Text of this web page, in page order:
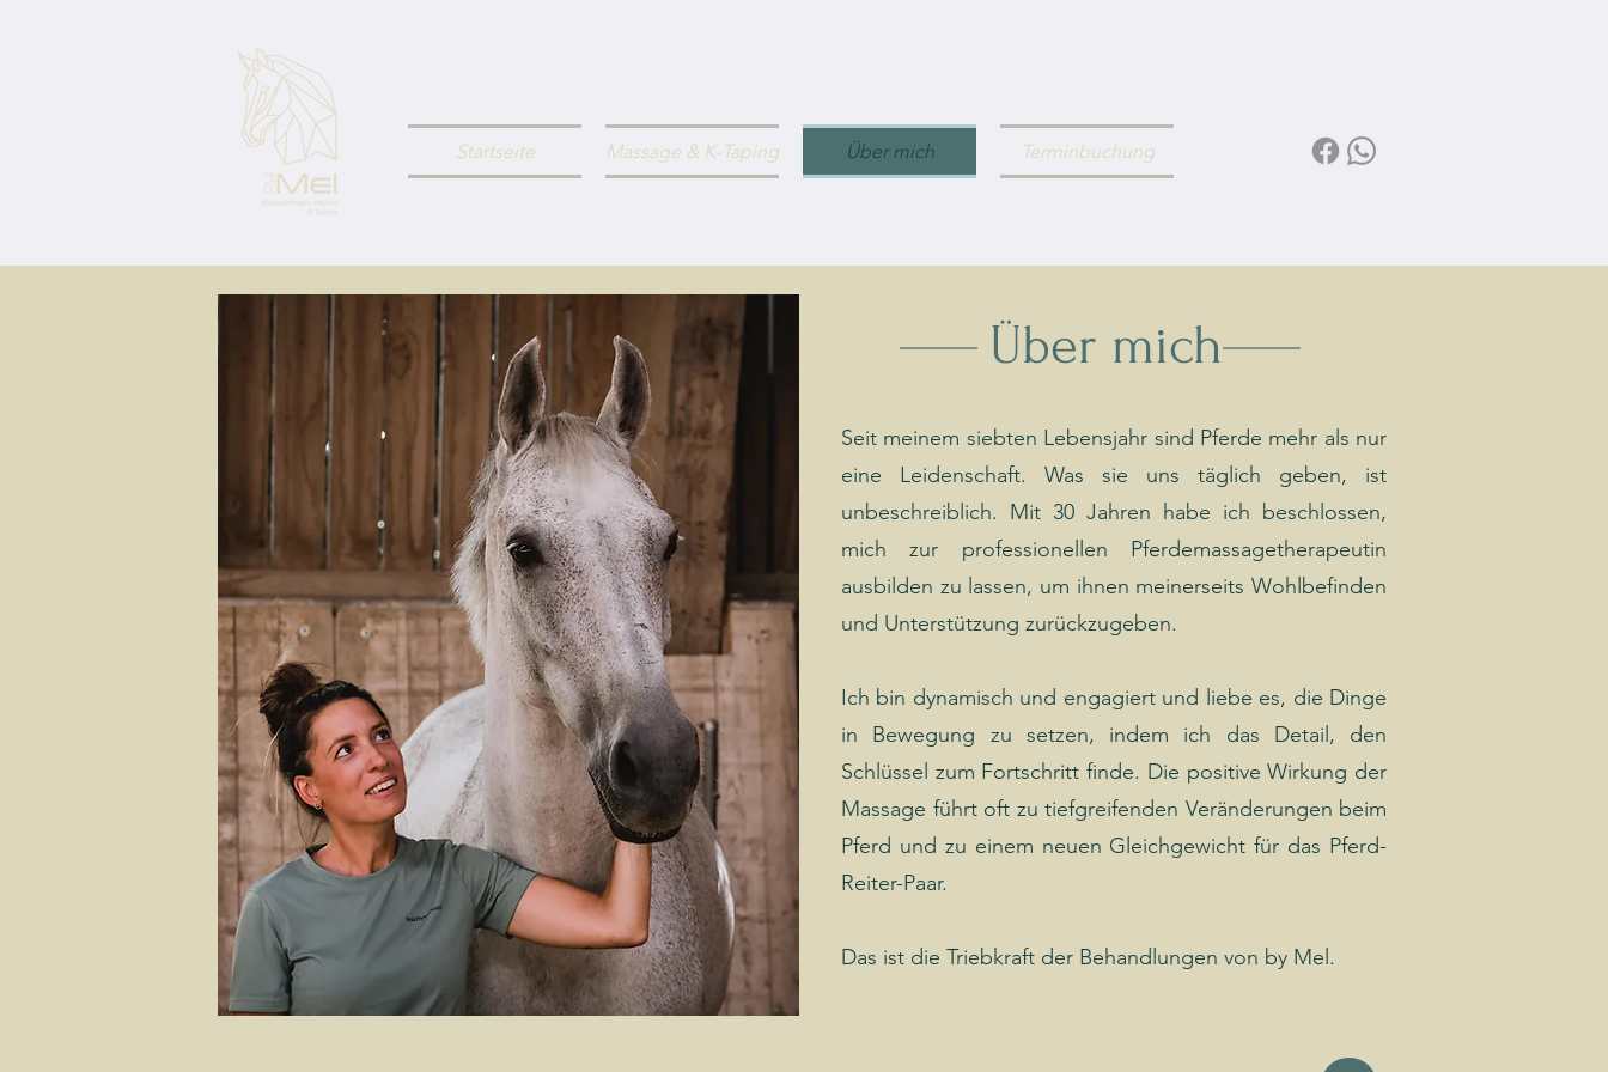
Startseite Massage & K-Taping Über mich Terminbuchung
Über mich
Seit meinem siebten Lebensjahr sind Pferde mehr als nur
eine Leidenschaft. Was sie uns täglich geben, ist
unbeschreiblich. Mit 30 Jahren habe ich beschlossen,
mich zur professionellen Pferdemassagetherapeutin
ausbilden zu lassen, um ihnen meinerseits Wohlbefinden
und Unterstützung zurückzugeben.
Ich bin dynamisch und engagiert und liebe es, die Dinge
in Bewegung zu setzen, indem ich das Detail, den
Schlüssel zum Fortschritt finde. Die positive Wirkung der
Massage führt oft zu tiefgreifenden Veränderungen beim
Pferd und zu einem neuen Gleichgewicht für das Pferd-
Reiter-Paar.
Das ist die Triebkraft der Behandlungen von by Mel.